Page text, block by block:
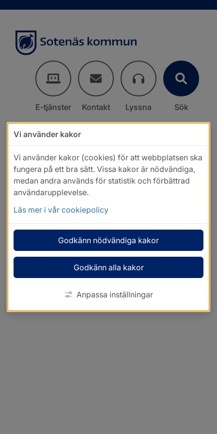
E-tjänster Kontakt Lyssna Sök
Vi använder kakor
Vi använder kakor (cookies) för att webbplatsen ska
fungera på ett bra sätt. Vissa kakor är nödvändiga,
medan andra används för statistik och förbättrad
användarupplevelse.
Läs mer i vår cookiepolicy
Godkänn nödvändiga kakor
Godkänn alla kakor
Anpassa inställningar